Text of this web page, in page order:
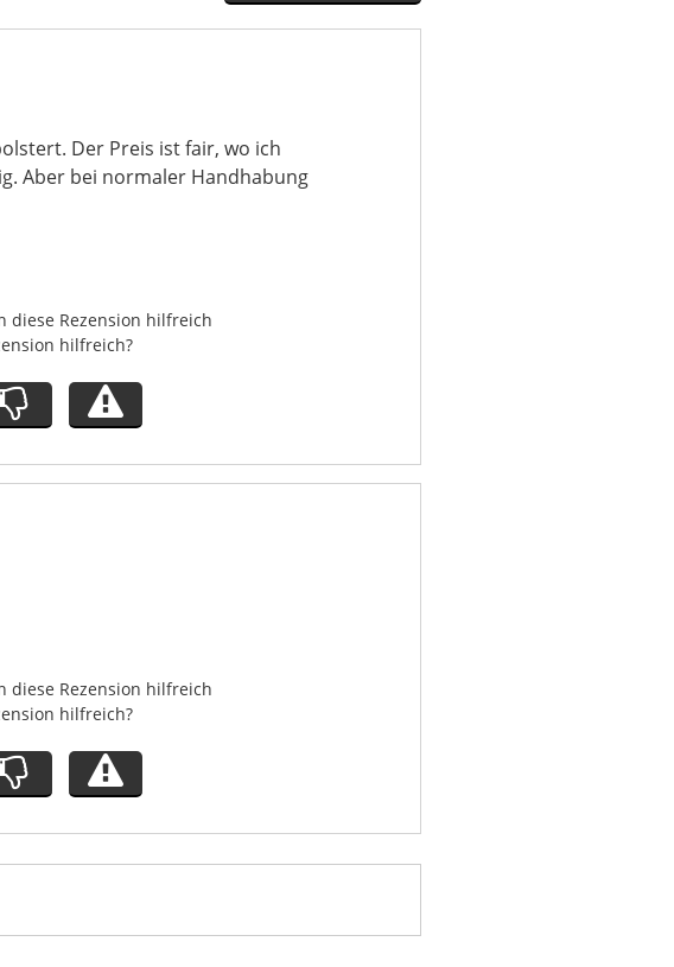
Der Preis ist fair, wo ich
Aber bei normaler Handhabung
diese Rezension hilfreich
hilfreich?
diese Rezension hilfreich
hilfreich?